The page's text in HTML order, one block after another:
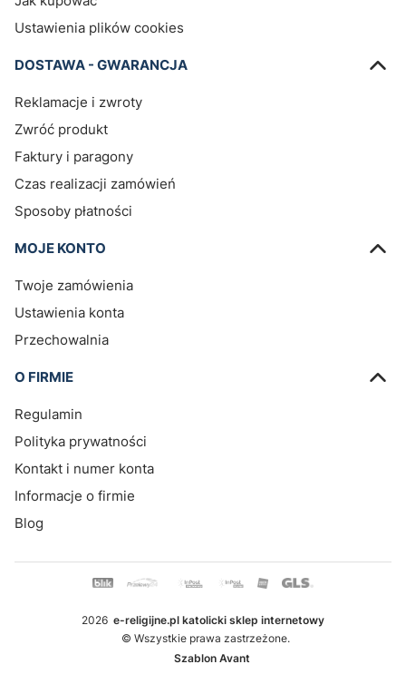
Ustawienia plików cookies
DOSTAWA - GWARANCJA
Reklamacje i zwroty
Zwróć produkt
Faktury i paragony
Czas realizacji zamówień
Sposoby płatności
MOJE KONTO
Twoje zamówienia
Ustawienia konta
Przechowalnia
O FIRMIE
Regulamin
Polityka prywatności
Kontakt i numer konta
Informacje o firmie
Blog
2026 e-religijne.pl katolicki sklep internetowy
© Wszystkie prawa zastrzeżone.
Szablon Avant